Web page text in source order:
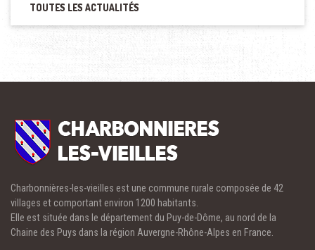
TOUTES LES ACTUALITÉS
Charbonnières-les-vieilles est une commune rurale composée de 42
villages et comportant environ 1200 habitants.
Elle est située dans le département du Puy-de-Dôme, au nord de la
Chaine des Puys dans la région Auvergne-Rhône-Alpes en France.